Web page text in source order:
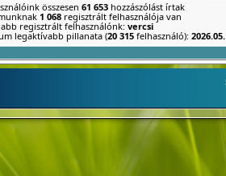
összesen 61 653hozzászólást írtak
1 068regisztrált felhasználója van
regisztrált felhasználónk: vercsi
legaktívabb pillanata (20 315felhasználó):